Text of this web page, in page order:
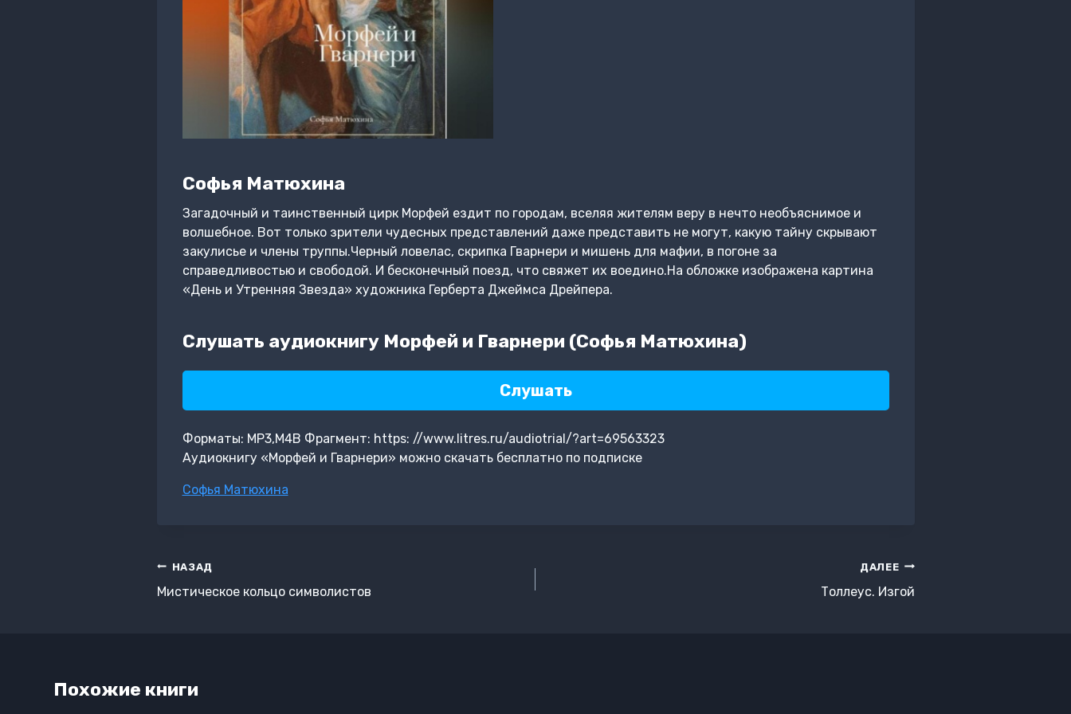
Софья Матюхина
Загадочный и таинственный цирк Морфей ездит по городам, вселяя жителям веру в нечто необъяснимое и
волшебное. Вот только зрители чудесных представлений даже представить не могут, какую тайну скрывают
закулисье и члены труппы.Черный ловелас, скрипка Гварнери и мишень для мафии, в погоне за
справедливостью и свободой. И бесконечный поезд, что свяжет их воедино.На обложке изображена картина
«День и Утренняя Звезда» художника Герберта Джеймса Дрейпера.
Слушать аудиокнигу Морфей и Гварнери (Софья Матюхина)
Слушать
Форматы: MP3,M4B Фрагмент: https: //www.litres.ru/audiotrial/?art=69563323
Аудиокнигу «Морфей и Гварнери» можно скачать бесплатно по подписке
Метки
Софья Матюхина
Навигация
по
НАЗАД
Мистическое кольцо символистов
ДАЛЕЕ
Толлеус. Изгой
Похожие книги